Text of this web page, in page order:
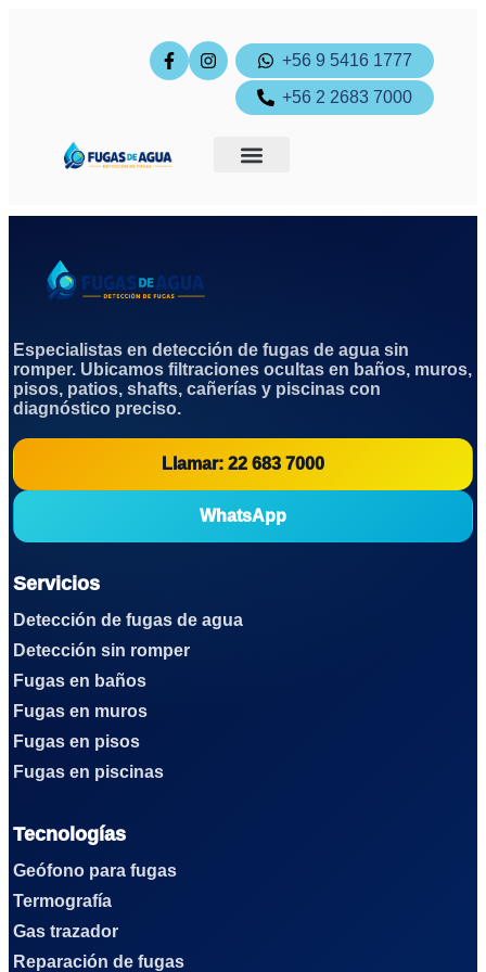
+56 9 5416 1777
+56 2 2683 7000
Especialistas en detección de fugas de agua sin
romper. Ubicamos filtraciones ocultas en baños, muros,
pisos, patios, shafts, cañerías y piscinas con
diagnóstico preciso.
Llamar: 22 683 7000
WhatsApp
Servicios
Detección de fugas de agua
Detección sin romper
Fugas en baños
Fugas en muros
Fugas en pisos
Fugas en piscinas
Tecnologías
Geófono para fugas
Termografía
Gas trazador
Reparación de fugas